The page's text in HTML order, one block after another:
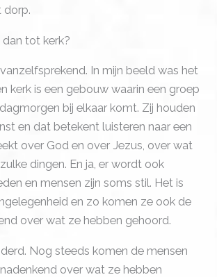
dorp.
tot kerk?
In mijn beeld was het
kerk is een gebouw waarin een groep
bij elkaar komt. Zij houden
en dat betekent luisteren naar een
over God en over Jezus, over wat
dingen. En ja, er wordt ook
en mensen zijn soms stil. Het is
en zo komen ze ook de
over wat ze hebben gehoord.
Nog steeds komen de mensen
over wat ze hebben